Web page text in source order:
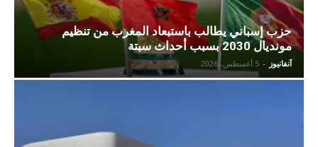
حزب إسباني يطالب باستبعاد المغرب من تنظيم
مونديال 2030 بسبب أحداث سبتة
آنفانيوز - 5 أغسطس، 2026